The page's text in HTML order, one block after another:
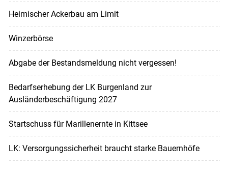
Heimischer Ackerbau am Limit
Winzerbörse
Abgabe der Bestandsmeldung nicht vergessen!
Bedarfserhebung der LK Burgenland zur
Ausländerbeschäftigung 2027
Startschuss für Marillenernte in Kittsee
LK: Versorgungssicherheit braucht starke Bauernhöfe